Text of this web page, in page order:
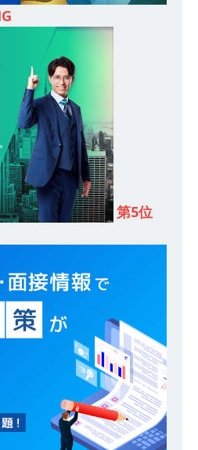
するベンチャー企業 ｜ 設立から毎年黒
。売上は常に右肩上がり ｜ 未経験から営
成長・収入アップが目指せる環境 ｜ オ
体育会積極採用企業
5月13日 ] 【 28卒 ｜ トップ企業内定の
満足度98％のインターン 】 東京勤務・
し ｜ 文系IT未経験でもOK ｜ 新卒の3年以
率91％ ｜ IT社会の今まさに求められてい
年5月13日 ] 【 28卒 ｜ 仕事の全容を知れ
プンカンパニー 】 大林グループ ｜ 全国規
施設の建設に携わるサブコン ｜ 環境保
炭素社会の実現にも貢献 ｜ 初任給28万
｜ 年間休日125日 ｜ オーク設備工業
極採用企業
【 28卒 ｜ 建築プロセスの一
第5位